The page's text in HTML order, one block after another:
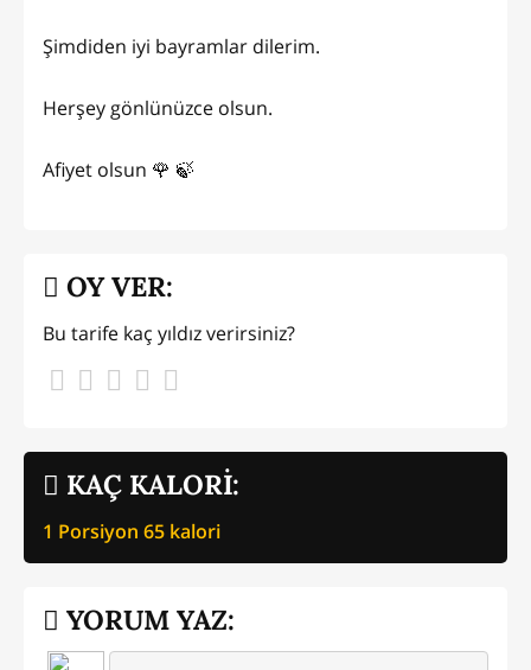
Şimdiden iyi bayramlar dilerim.
Herşey gönlünüzce olsun.
Afiyet olsun 🌹 🍃
KAÇ KALORİ:
1 Porsiyon 65 kalori
OY VER:
Bu tarife kaç yıldız verirsiniz?
YORUM YAZ: